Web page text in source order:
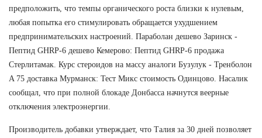
предположить, что темпы органического роста близки к нулевым,
любая попытка его стимулировать обращается ухудшением
предпринимательских настроений. Параболан дешево Заринск -
Пептид GHRP-6 дешево Кемерово: Пептид GHRP-6 продажа
Стерлитамак. Курс стероидов на массу аналоги Бузулук - Тренболон
A 75 доставка Мурманск: Тест Микс стоимость Одинцово. Насалик
сообщал, что при полной блокаде Донбасса начнутся веерные
отключения электроэнергии.
Производитель добавки утверждает, что Талия за 30 дней позволяет